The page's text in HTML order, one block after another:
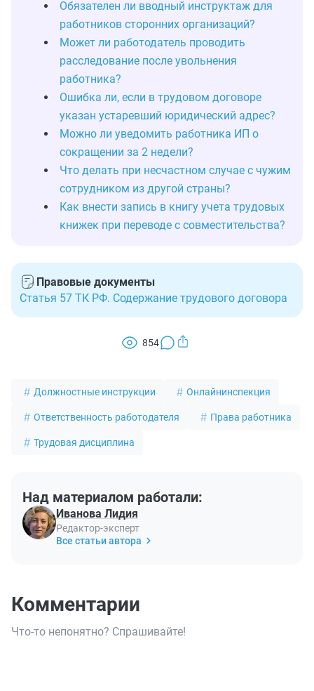
Обязателен ли вводный инструктаж для
работников сторонних организаций?
Может ли работодатель проводить
расследование после увольнения
работника?
Ошибка ли, если в трудовом договоре
указан устаревший юридический адрес?
Можно ли уведомить работника ИП о
сокращении за 2 недели?
Что делать при несчастном случае с чужим
сотрудником из другой страны?
Как внести запись в книгу учета трудовых
книжек при переводе с совместительства?
Правовые документы
Статья 57 ТК РФ. Содержание трудового договора
854
Должностные инструкции Онлайнинспекция
Ответственность работодателя Права работника
Трудовая дисциплина
Над материалом работали:
Иванова Лидия
Редактор-эксперт
Все статьи автора
Комментарии
Что-то непонятно? Спрашивайте!